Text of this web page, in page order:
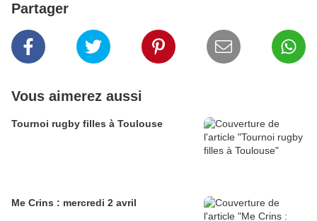
Partager
Vous aimerez aussi
Tournoi rugby filles à Toulouse
Me Crins : mercredi 2 avril